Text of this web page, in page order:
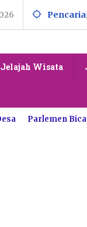
Jelajah Wisata
Parlemen